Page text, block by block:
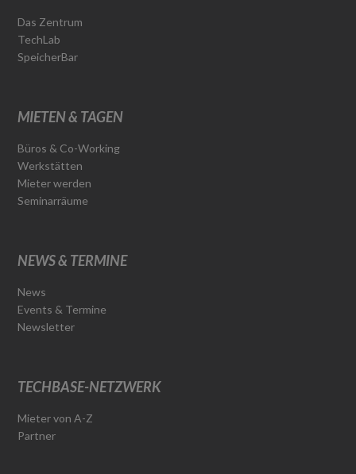
Das Zentrum
TechLab
SpeicherBar
MIETEN & TAGEN
Büros & Co-Working
Werkstätten
Mieter werden
Seminarräume
NEWS & TERMINE
News
Events & Termine
Newsletter
TECHBASE-NETZWERK
Mieter von A-Z
Partner